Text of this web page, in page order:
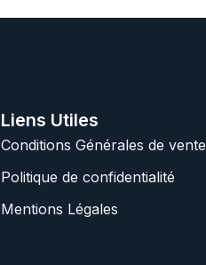
Liens Utiles
Conditions Générales de vente
Politique de confidentialité
Mentions Légales